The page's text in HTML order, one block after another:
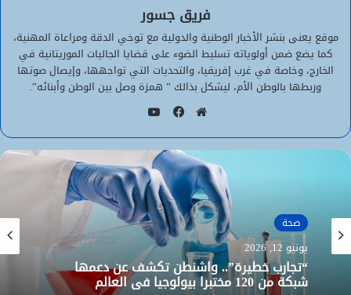
فريق جسور
موقع يعنى بنشر الأخبار الوطنية والدولية مع توخي الدقة ومراعاة المهنية،
كما يضع ضمن أولوياته تسليط الضوء على قضايا الجاليات الموريتانية في
الخارج، وخاصة في غرب إفريقيا، والتحديات التي تواجهها، وإيصال صوتها
وربطها بالوطن الأم، ليشكل بذالك ” همزة وصل بين الوطن وأبنائه”.
الويب
صحة
يونيو 12, 2026
“تجارب خطيرة”.. واشنطن تكشف عن دعمها
شبكة من 120 مختبرا بيولوجيا في العالم